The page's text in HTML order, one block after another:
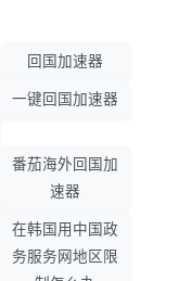
回国加速器
一键回国加速器
番茄海外回国加
速器
在韩国用中国政
务服务网地区限